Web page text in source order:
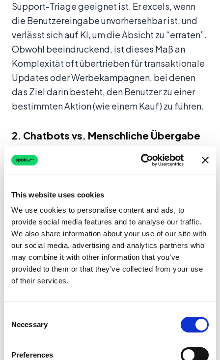
This website uses cookies
We use cookies to personalise content and ads, to
provide social media features and to analyse our traffic.
We also share information about your use of our site with
our social media, advertising and analytics partners who
may combine it with other information that you’ve
provided to them or that they’ve collected from your use
of their services.
Selection
Necessary
Preferences
Support-Triage geeignet ist. Er excels, wenn
die Benutzereingabe unvorhersehbar ist, und
verlässt sich auf KI, um die Absicht zu “erraten”.
Obwohl beeindruckend, ist dieses Maß an
Komplexität oft übertrieben für transaktionale
Updates oder Werbekampagnen, bei denen
das Ziel darin besteht, den Benutzer zu einer
bestimmten Aktion (wie einem Kauf) zu führen.
2. Chatbots vs. Menschliche Übergabe
Automatisierung ist großartig, aber der
menschliche Touch schließt Geschäfte ab. Ein
Vergleichs ist, wie sie die WhatsApp-
Automatisierung handhaben und den
Übergang vom Bot zum Menschen managen.
Spoki priorisiert einen hybriden Ansatz. Der
Chatbot übernimmt die anfängliche
Qualifizierung oder FAQ, aber das System ist so
wertvoller Lead interagiert oder ein komplexes
Problem auftritt. Dieses “Human-in-the-loop”-
Design stellt sicher, dass hochpreisige